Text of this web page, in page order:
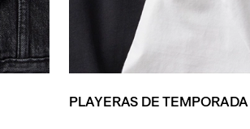
PLAYERAS DE TEMPORADA